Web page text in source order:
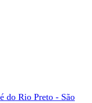
do Rio Preto - São